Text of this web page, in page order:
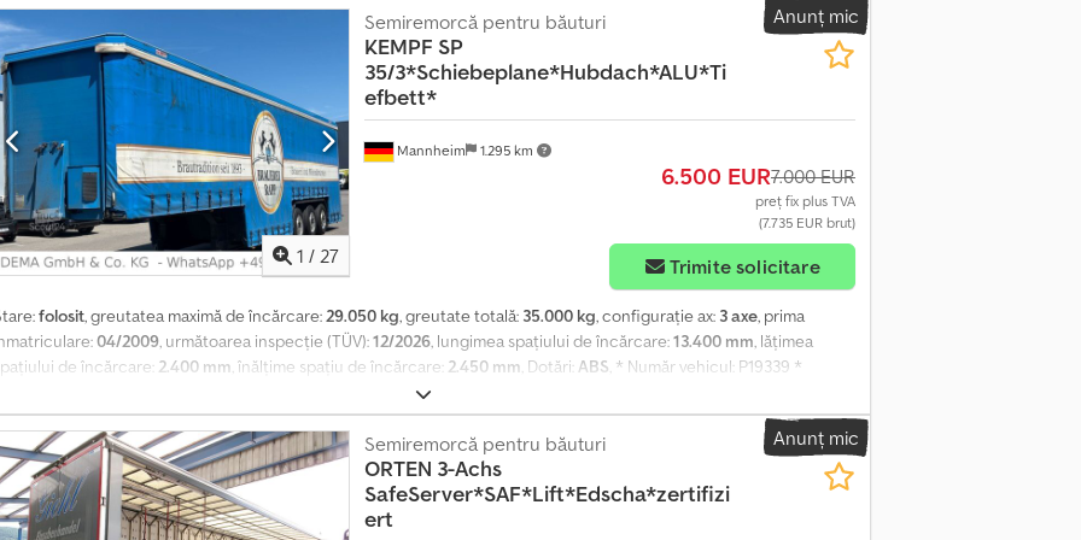
* Certificat Dekra * Sistem de direcție Trideck * Cutie pentru transpalet * Axa MB Chsdezlvzrspfx Ah Ssa *
cu discuri * Suspensie pneumatică * Inele de ancorare pe cadrul exterior
Anunț mic
1 / 27
Mannheim 1.295 km
Semiremorcă pentru băuturi
KEMPF SP
35/3*Schiebeplane*Hubdach*ALU*Ti
efbett*
6.500 EUR7.000 EUR
preț fix plus TVA
(7.735 EUR brut)
Trimite solicitare
folosit, greutatea maximă de încărcare:29.050 kg, greutate totală: 35.000 kg, configurație ax: 3 axe, prima
04/2009, următoarea inspecție (TÜV):12/2026, lungimea spațiului de încărcare:13.400 mm, lățimea
de încărcare: 2.400 mm, înălțime spațiu de încărcare: 2.450 mm, Dotări: ABS, * Număr vehicul: P19339 *
Platform joasă * Suprastructură pentru transportul de băuturi * 3 axe * Suspensie pneumatică completă * ABS *
din aliaj Chedpey Upbgefx Ah Ssa * Dispozitiv de ridicare și coborâre * EBS * Frâne cu discuri * Acoperiș
* Axe SAF * Anvelope – axa 1: 385/55R22,5 * Anvelope – axa 2: 385/55R22,5 * Anvelope – axa 3: 385/55R22,5 *
Dimensiuni interne: L: 13,40 m, l: 2,40 m, Î: 2,45 m * Inspecție tehnică valabilă până în 12.2026 Vânzarea unui vehicul
hand în starea actuală, exclusiv către întreprinderi sau pentru export. Vânzarea se face cu excluderea oricărei
pentru defecte materiale (§ 444 BGB). Nu se oferă garanție sau garanție legală. Cererile ulterioare sunt
Anunț mic
Semiremorcă pentru băuturi
ORTEN 3-Achs
SafeServer*SAF*Lift*Edscha*zertifizi
ert